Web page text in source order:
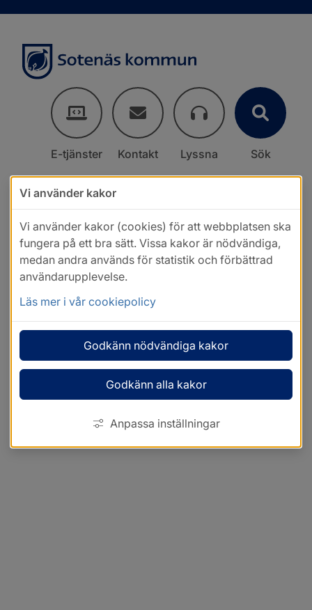
E-tjänster Kontakt Lyssna Sök
Vi använder kakor
Vi använder kakor (cookies) för att webbplatsen ska
fungera på ett bra sätt. Vissa kakor är nödvändiga,
medan andra används för statistik och förbättrad
användarupplevelse.
Läs mer i vår cookiepolicy
Godkänn nödvändiga kakor
Godkänn alla kakor
Anpassa inställningar